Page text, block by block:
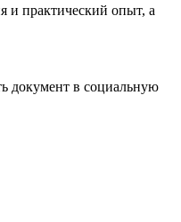
и практический опыт, а
документ в социальную